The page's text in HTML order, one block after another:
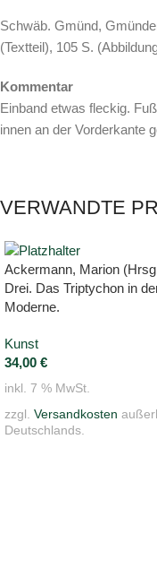
Schwäb. Gmünd,
(Textteil), 105 S.
Kommentar
Einband etwas fleckig.
innen an der Vorderkante
VERWANDTE
Ackermann, Marion
Drei. Das Triptychon in
Moderne.
Kunst
34,00 €
inkl. 7 % MwSt.
zzgl. Versandkosten
Deutschlands.